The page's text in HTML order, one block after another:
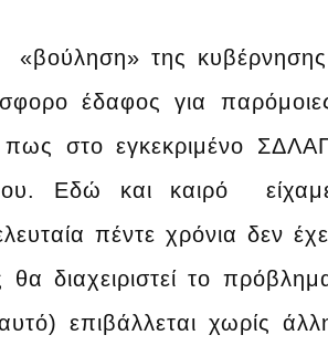
«βούληση» της κυβέρνησης
έδαφος για
στο εγκεκριμένο
Εδώ και καιρό
πέντε χρόνια δεν
διαχειριστεί το
επιβάλλεται χωρίς